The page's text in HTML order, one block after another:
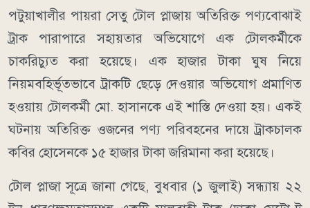
পটুয়াখালীর পায়রা সেতু টোল প্লাজায় অতিরিক্ত পণ্যবোঝাই
ট্রাক পারাপারে সহায়তার অভিযোগে এক টোলকর্মীকে
চাকরিচ্যুত করা হয়েছে। এক হাজার টাকা ঘুষ নিয়ে
নিয়মবহির্ভূতভাবে ট্রাকটি ছেড়ে দেওয়ার অভিযোগ প্রমাণিত
হওয়ায় টোলকর্মী মো. হাসানকে এই শাস্তি দেওয়া হয়। একই
ঘটনায় অতিরিক্ত ওজনের পণ্য পরিবহনের দায়ে ট্রাকচালক
কবির হোসেনকে ১৫ হাজার টাকা জরিমানা করা হয়েছে।
টোল প্লাজা সূত্রে জানা গেছে, বুধবার (১ জুলাই) সন্ধ্যায় ২২